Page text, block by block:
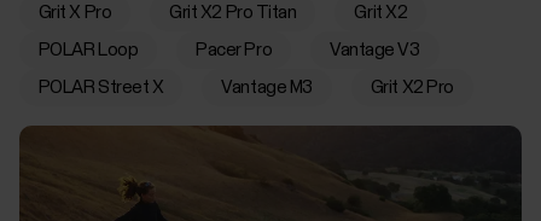
Grit X Pro Grit X2 Pro Titan Grit X2
POLAR Loop Pacer Pro Vantage V3
POLAR Street X Vantage M3 Grit X2 Pro